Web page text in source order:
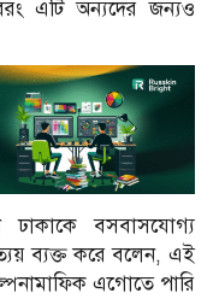
এটি অন্যদের জন্যও
ঢাকাকে বসবাসযোগ্য
ব্যক্ত করে বলেন, এই
এগোতে পারি